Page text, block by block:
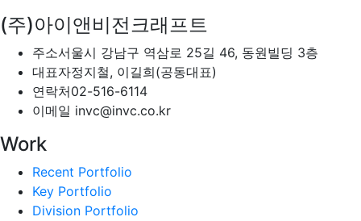
(주)아이앤비전크래프트
주소서울시 강남구 역삼로 25길 46, 동원빌딩 3층
대표자정지철, 이길희(공동대표)
연락처02-516-6114
이메일 invc@invc.co.kr
Work
Recent Portfolio
Key Portfolio
Division Portfolio